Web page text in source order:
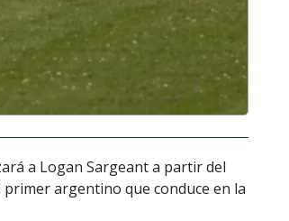
a Logan Sargeant a partir del
argentino que conduce en la